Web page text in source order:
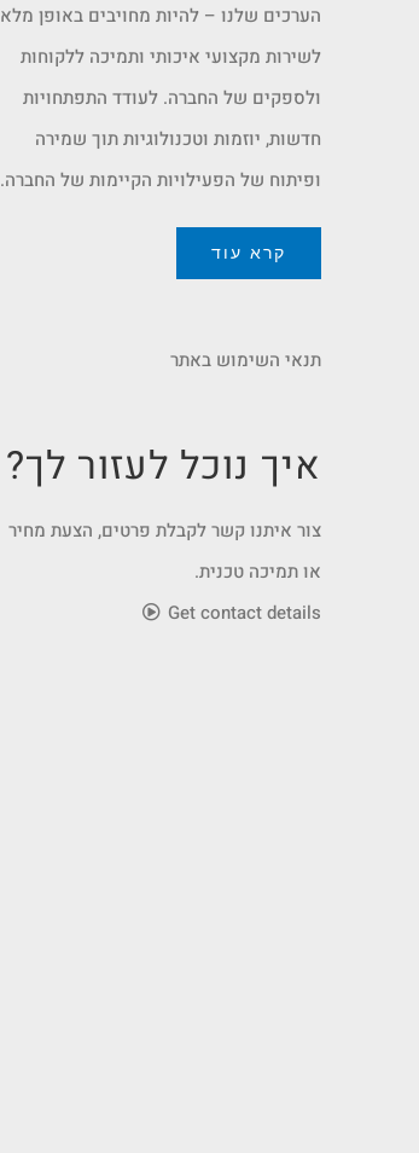
הערכים שלנו – להיות מחויבים באופן מלא
לשירות מקצועי איכותי ותמיכה ללקוחות
ולספקים של החברה. לעודד התפתחויות
חדשות, יוזמות וטכנולוגיות תוך שמירה
ופיתוח של הפעילויות הקיימות של החברה.
קרא עוד
תנאי השימוש באתר
איך נוכל לעזור לך?
צור איתנו קשר לקבלת פרטים, הצעת מחיר
או תמיכה טכנית.
Get contact details